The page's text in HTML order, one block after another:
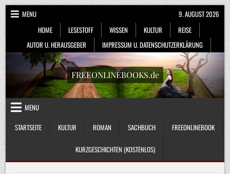
Skip
to
content
MENU
HOME
LESESTOFF WISSEN KULTUR
REISE
AUTOR U. HERAUSGEBER
IMPRESSUM U. DATENSCHUTZERKLÄRUNG
9. AUGUST 2026
FREEONLINEBOOKS.de
MENU
STARTSEITE
KULTUR ROMAN SACHBUCH FREEONLINEBOOK
KURZGESCHICHTEN (KOSTENLOS)